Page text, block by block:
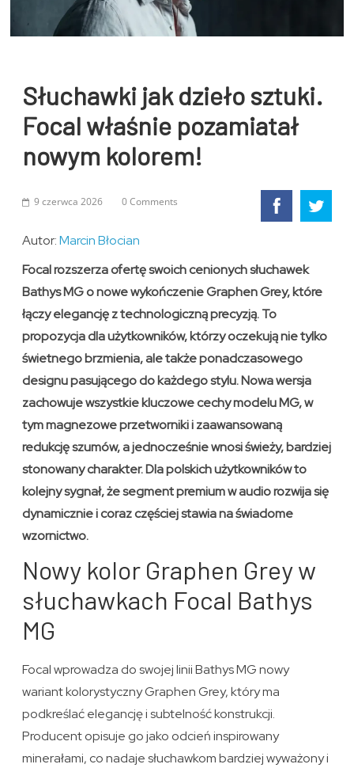
Słuchawki jak dzieło sztuki.
Focal właśnie pozamiatał
nowym kolorem!
9 czerwca 2026 0 Comments
Autor:Marcin Błocian
Focal rozszerza ofertę swoich cenionych słuchawek
Bathys MG o nowe wykończenie Graphen Grey, które
łączy elegancję z technologiczną precyzją. To
propozycja dla użytkowników, którzy oczekują nie tylko
świetnego brzmienia, ale także ponadczasowego
designu pasującego do każdego stylu. Nowa wersja
zachowuje wszystkie kluczowe cechy modelu MG, w
tym magnezowe przetworniki i zaawansowaną
redukcję szumów, a jednocześnie wnosi świeży, bardziej
stonowany charakter. Dla polskich użytkowników to
kolejny sygnał, że segment premium w audio rozwija się
dynamicznie i coraz częściej stawia na świadome
wzornictwo.
Nowy kolor Graphen Grey w
słuchawkach Focal Bathys
MG
Focal wprowadza do swojej linii Bathys MG nowy
wariant kolorystyczny Graphen Grey, który ma
podkreślać elegancję i subtelność konstrukcji.
Producent opisuje go jako odcień inspirowany
minerałami, co nadaje słuchawkom bardziej wyważony i